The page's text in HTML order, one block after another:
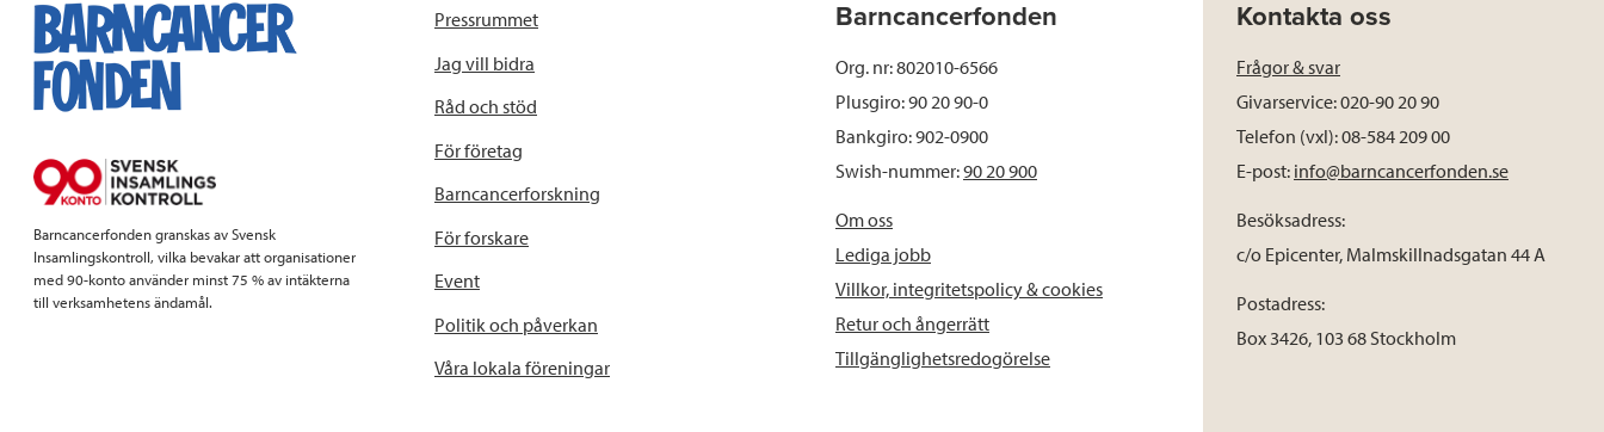
Barncancerfonden granskas av Svensk
Insamlingskontroll, vilka bevakar att organisationer
med 90-konto använder minst 75 % av intäkterna
till verksamhetens ändamål.
Pressrummet
Jag vill bidra
Råd och stöd
För företag
Barncancerforskning
För forskare
Event
Politik och påverkan
Våra lokala föreningar
Barncancerfonden
Org. nr: 802010-6566
Plusgiro: 90 20 90-0
Bankgiro: 902-0900
Swish-nummer:90 20 900
Om oss
Lediga jobb
Villkor, integritetspolicy & cookies
Retur och ångerrätt
Tillgänglighetsredogörelse
Kontakta oss
Frågor & svar
Givarservice: 020-90 20 90
Telefon (vxl): 08-584 209 00
E-post: info@barncancerfonden.se
Besöksadress:
c/o Epicenter, Malmskillnadsgatan 44 A
Postadress:
Box 3426, 103 68 Stockholm